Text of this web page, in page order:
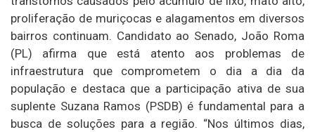
proliferação de muriçocas e alagamentos em diversos
bairros continuam. Candidato ao Senado, João Roma
(PL) afirma que está atento aos problemas de
infraestrutura que comprometem o dia a dia da
população e destaca que a participação ativa de sua
suplente Suzana Ramos (PSDB) é fundamental para a
busca de soluções para a região. “Nos últimos dias,